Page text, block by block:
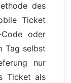
des
Ticket
oder
Tag selbst
nur
Ticket als